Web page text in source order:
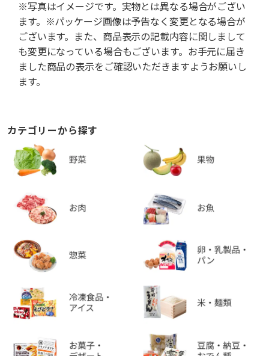
※写真はイメージです。実物とは異なる場合がござい
ます。※パッケージ画像は予告なく変更となる場合が
ございます。また、商品表示の記載内容に関しまして
も変更になっている場合もございます。お手元に届き
ました商品の表示をご確認いただきますようお願いし
ます。
カテゴリーから探す